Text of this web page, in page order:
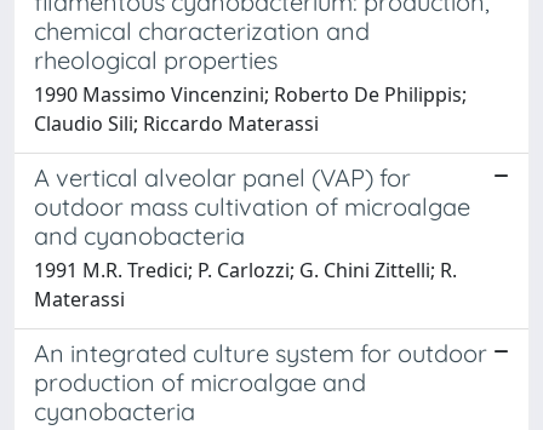
chemical characterization and
rheological properties
1990 Massimo Vincenzini; Roberto De Philippis;
Claudio Sili; Riccardo Materassi
A vertical alveolar panel (VAP) for
outdoor mass cultivation of microalgae
and cyanobacteria
1991 M.R. Tredici; P. Carlozzi; G. Chini Zittelli; R.
Materassi
An integrated culture system for outdoor
production of microalgae and
cyanobacteria